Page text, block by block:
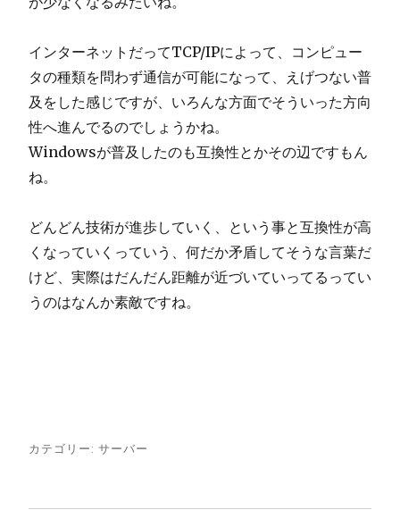
インターネットだってTCP/IPによって、コンピュー
タの種類を問わず通信が可能になって、えげつない普
及をした感じですが、いろんな方面でそういった方向
性へ進んでるのでしょうかね。
Windowsが普及したのも互換性とかその辺ですもん
ね。
どんどん技術が進歩していく、という事と互換性が高
くなっていくっていう、何だか矛盾してそうな言葉だ
けど、実際はだんだん距離が近づいていってるってい
うのはなんか素敵ですね。
カテゴリー:サーバー